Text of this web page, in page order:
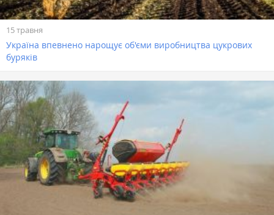
15 травня
Україна впевнено нарощує об'єми виробництва цукрових
буряків